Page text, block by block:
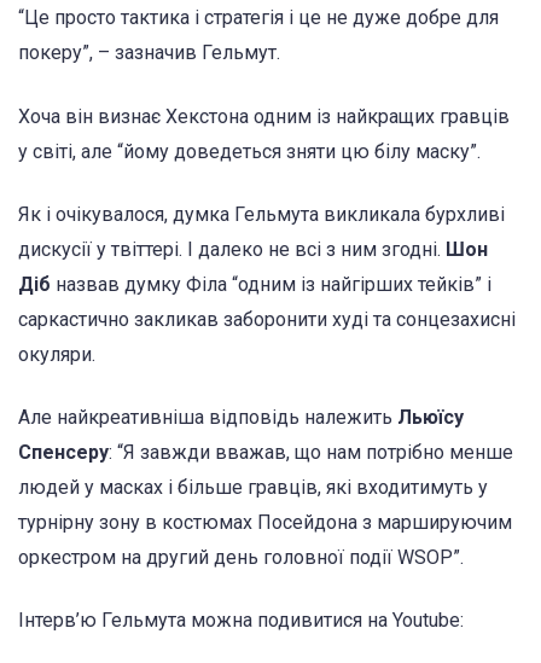
“Це просто тактика і стратегія і це не дуже добре для
покеру”, – зазначив Гельмут.
Хоча він визнає Хекстона одним із найкращих гравців
у світі, але “йому доведеться зняти цю білу маску”.
Як і очікувалося, думка Гельмута викликала бурхливі
дискусії у твіттері. І далеко не всі з ним згодні. Шон
Діб назвав думку Філа “одним із найгірших тейків” і
саркастично закликав заборонити худі та сонцезахисні
окуляри.
Але найкреативніша відповідь належить Льюїсу
Спенсеру: “Я завжди вважав, що нам потрібно менше
людей у масках і більше гравців, які входитимуть у
турнірну зону в костюмах Посейдона з маршируючим
оркестром на другий день головної події WSOP”.
Інтерв’ю Гельмута можна подивитися на Youtube: